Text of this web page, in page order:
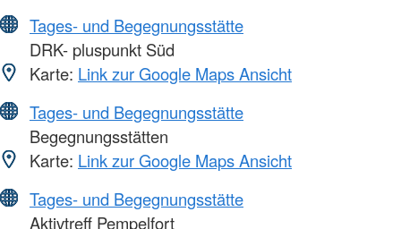
Tages- und Begegnungsstätte
DRK- pluspunkt Süd
Karte: Link zur Google Maps Ansicht
Tages- und Begegnungsstätte
Begegnungsstätten
Karte: Link zur Google Maps Ansicht
Tages- und Begegnungsstätte
Aktivtreff Pempelfort